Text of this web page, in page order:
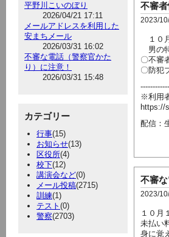
平野川こいのぼり
2026/04/21 17:11
メールアドレスを利用した
安まちメール
2026/03/31 16:02
不審な電話（警察官かた
り）に注意！
2026/03/31 15:48
カテゴリー
行事(15)
お知らせ(13)
区役所(4)
校下(12)
講演会など(0)
メール投稿(2715)
訓練(1)
テスト (0)
警察(2703)
不審
2023/
１０
男の
〇不審
〇防犯
------------
※利用
https://
配信：
不審な
2023/
１０月
未払い
身に覚